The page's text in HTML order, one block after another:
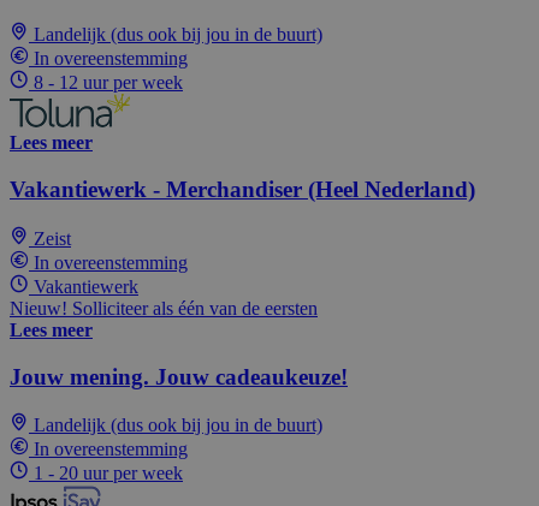
Landelijk (dus ook bij jou in de buurt)
In overeenstemming
8 - 12 uur per week
Lees meer
Vakantiewerk - Merchandiser (Heel Nederland)
Zeist
In overeenstemming
Vakantiewerk
Nieuw! Solliciteer als één van de eersten
Lees meer
Jouw mening. Jouw cadeaukeuze!
Landelijk (dus ook bij jou in de buurt)
In overeenstemming
1 - 20 uur per week